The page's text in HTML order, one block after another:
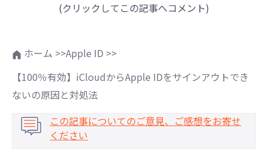
(クリックしてこの記事へコメント)
ホーム >>Apple ID >>
【100％有効】iCloudからApple IDをサインアウトでき
ないの原因と対処法
この記事についてのご意見、ご感想をお寄せ
ください